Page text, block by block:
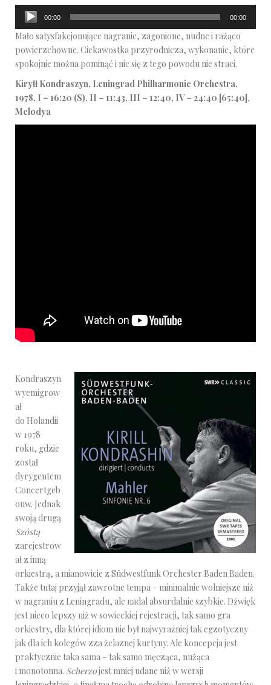
Odtwarzacz
plików
dźwiękowych
00:00 00:00
Mało satysfakcjonujące nagranie, zagonione, nudne i rażąco
powierzchowne. Ciekawostka przyrodnicza, wykonanie, które
spokojnie można pominąć i nic się z tego powodu nie straci.
Kiryłł Kondraszyn, Leningrad Philharmonic Orchestra,
1978, I – 16:20 (S), II – 11:43, III – 12:40, IV – 24:40 [65:40],
Melodya
Kondraszyn
wyemigrow
ał
do Holandii
w 1978
roku, gdzie
został
dyrygentem
Concertgeb
ouw. Jednak
swoją drugą
Szóstą
zarejestrow
ał z inną
orkiestrą, a mianowicie z Südwestfunk Orchester Baden Baden.
Także tutaj przyjął zawrotne tempa – minimalnie wolniejsze niż
w nagraniu z Leningradu, ale nadal absurdalnie szybkie. Dźwięk
jest nieco lepszy niż w sowieckiej rejestracji, tak samo gra
orkiestry, dla której idiom nie był najwyraźniej tak egzotyczny
jak dla ich kolegów zza żelaznej kurtyny. Ale koncepcja jest
praktycznie taka sama – tak samo męcząca, nużąca
i monotonna. Scherzojest mniej udane niż w wersji